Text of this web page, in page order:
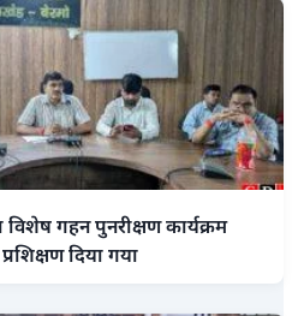
गहन पुनरीक्षण कार्यक्रम
दिया गया